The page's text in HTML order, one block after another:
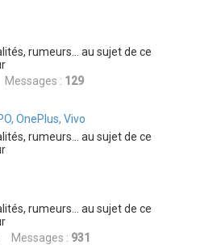
rumeurs... au sujet de ce
Messages : 129
OnePlus, Vivo
rumeurs... au sujet de ce
rumeurs... au sujet de ce
Messages : 931